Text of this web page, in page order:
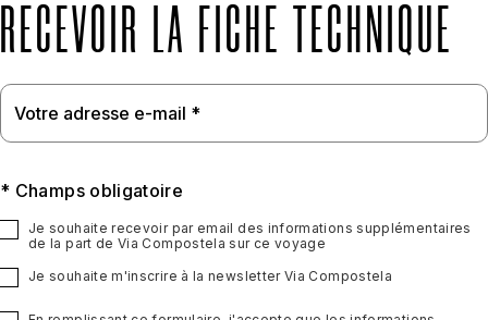
RECEVOIR LA FICHE TECHNIQUE
* Champs obligatoire
Je souhaite recevoir par email des informations supplémentaires
de la part de Via Compostela sur ce voyage
Je souhaite m'inscrire à la newsletter Via Compostela